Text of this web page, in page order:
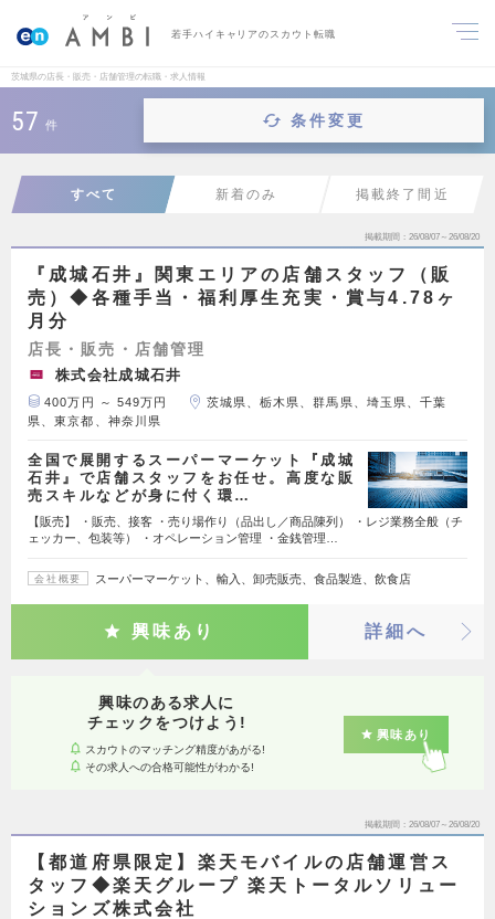
若手ハイキャリアのスカウト転職
茨城県の店長・販売・店舗管理の転職・求人情報
57 件 条件変更
すべて 新着のみ 掲載終了間近
掲載期間 26/08/07～26/08/20
『成城石井』関東エリアの店舗スタッフ（販
売）◆各種手当・福利厚生充実・賞与4.78ヶ
月分
店長・販売・店舗管理
株式会社成城石井
400万円 ～ 549万円
茨城県、栃木県、群馬県、埼玉県、千葉
県、東京都、神奈川県
全国で展開するスーパーマーケット『成城
石井』で店舗スタッフをお任せ。高度な販
売スキルなどが身に付く環…
【販売】 ・販売、接客 ・売り場作り（品出し／商品陳列） ・レジ業務全般（チ
ェッカー、包装等） ・オペレーション管理 ・金銭管理…
会社概要 スーパーマーケット、輸入、卸売販売、食品製造、飲食店
興味あり 詳細へ
興味のある求人に
チェックをつけよう!
スカウトのマッチング精度があがる!
その求人への合格可能性がわかる!
興味あり
掲載期間 26/08/07～26/08/20
【都道府県限定】楽天モバイルの店舗運営ス
タッフ◆楽天グループ 楽天トータルソリュー
ションズ株式会社